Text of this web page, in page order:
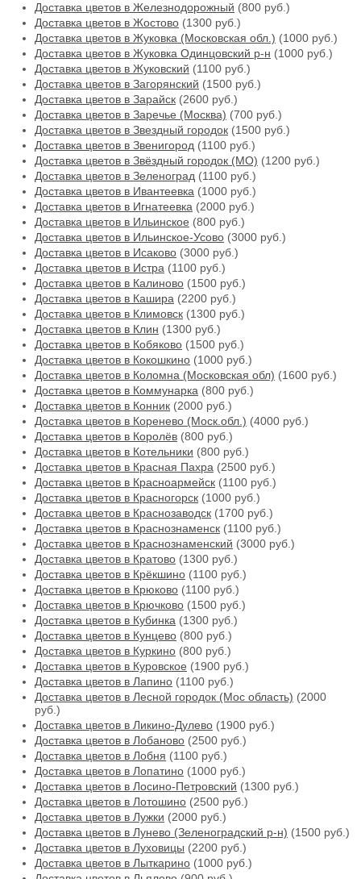
Доставка цветов в Железнодорожный (800 руб.)
Доставка цветов в Жостово (1300 руб.)
Доставка цветов в Жуковка (Московская обл.) (1000 руб.)
Доставка цветов в Жуковка Одинцовский р-н (1000 руб.)
Доставка цветов в Жуковский (1100 руб.)
Доставка цветов в Загорянский (1500 руб.)
Доставка цветов в Зарайск (2600 руб.)
Доставка цветов в Заречье (Москва) (700 руб.)
Доставка цветов в Звездный городок (1500 руб.)
Доставка цветов в Звенигород (1100 руб.)
Доставка цветов в Звёздный городок (МО) (1200 руб.)
Доставка цветов в Зеленоград (1100 руб.)
Доставка цветов в Ивантеевка (1000 руб.)
Доставка цветов в Игнатеевка (2000 руб.)
Доставка цветов в Ильинское (800 руб.)
Доставка цветов в Ильинское-Усово (3000 руб.)
Доставка цветов в Исаково (3000 руб.)
Доставка цветов в Истра (1100 руб.)
Доставка цветов в Калиново (1500 руб.)
Доставка цветов в Кашира (2200 руб.)
Доставка цветов в Климовск (1300 руб.)
Доставка цветов в Клин (1300 руб.)
Доставка цветов в Кобяково (1500 руб.)
Доставка цветов в Кокошкино (1000 руб.)
Доставка цветов в Коломна (Московская обл) (1600 руб.)
Доставка цветов в Коммунарка (800 руб.)
Доставка цветов в Конник (2000 руб.)
Доставка цветов в Коренево (Моск.обл.) (4000 руб.)
Доставка цветов в Королёв (800 руб.)
Доставка цветов в Котельники (800 руб.)
Доставка цветов в Красная Пахра (2500 руб.)
Доставка цветов в Красноармейск (1100 руб.)
Доставка цветов в Красногорск (1000 руб.)
Доставка цветов в Краснозаводск (1700 руб.)
Доставка цветов в Краснознаменск (1100 руб.)
Доставка цветов в Краснознаменский (3000 руб.)
Доставка цветов в Кратово (1300 руб.)
Доставка цветов в Крёкшино (1100 руб.)
Доставка цветов в Крюково (1100 руб.)
Доставка цветов в Крючково (1500 руб.)
Доставка цветов в Кубинка (1300 руб.)
Доставка цветов в Кунцево (800 руб.)
Доставка цветов в Куркино (800 руб.)
Доставка цветов в Куровское (1900 руб.)
Доставка цветов в Лапино (1100 руб.)
Доставка цветов в Лесной городок (Мос область) (2000
руб.)
Доставка цветов в Ликино-Дулево (1900 руб.)
Доставка цветов в Лобаново (2500 руб.)
Доставка цветов в Лобня (1100 руб.)
Доставка цветов в Лопатино (1000 руб.)
Доставка цветов в Лосино-Петровский (1300 руб.)
Доставка цветов в Лотошино (2500 руб.)
Доставка цветов в Лужки (2000 руб.)
Доставка цветов в Лунево (Зеленоградский р-н) (1500 руб.)
Доставка цветов в Луховицы (2200 руб.)
Доставка цветов в Лыткарино (1000 руб.)